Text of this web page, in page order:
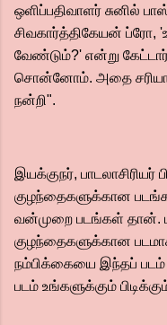
ஒளிப்பதிவாளர் சுனில்
சிவகார்த்திகேயன்
வேண்டும்?' என்று
சொன்னோம். அதை
நன்றி".
இயக்குநர், பாடலாசிரியர்
குழந்தைகளுக்கான
வன்முறை படங்கள் தான்.
குழந்தைகளுக்கான
நம்பிக்கையை இந்தப் படம்
படம் உங்களுக்கும்